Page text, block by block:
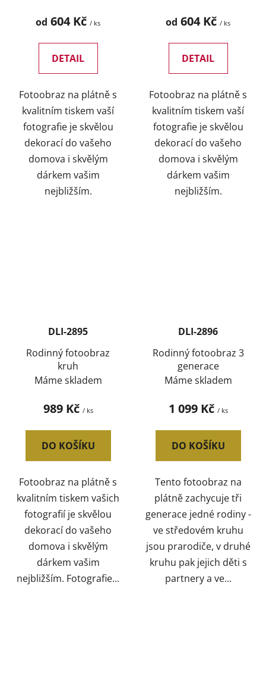
od 604 Kč / ks
DETAIL
Fotoobraz na plátně s
kvalitním tiskem vaší
fotografie je skvělou
dekorací do vašeho
domova i skvělým
dárkem vašim
nejbližším.
od 604 Kč / ks
DETAIL
Fotoobraz na plátně s
kvalitním tiskem vaší
fotografie je skvělou
dekorací do vašeho
domova i skvělým
dárkem vašim
nejbližším.
DLI-2895
Rodinný fotoobraz
kruh
Máme skladem
989 Kč / ks
DO KOŠÍKU
Fotoobraz na plátně s
kvalitním tiskem vašich
fotografií je skvělou
dekorací do vašeho
domova i skvělým
dárkem vašim
nejbližším. Fotografie...
DLI-2896
Rodinný fotoobraz 3
generace
Máme skladem
1 099 Kč / ks
DO KOŠÍKU
Tento fotoobraz na
plátně zachycuje tři
generace jedné rodiny -
ve středovém kruhu
jsou prarodiče, v druhé
kruhu pak jejich děti s
partnery a ve...